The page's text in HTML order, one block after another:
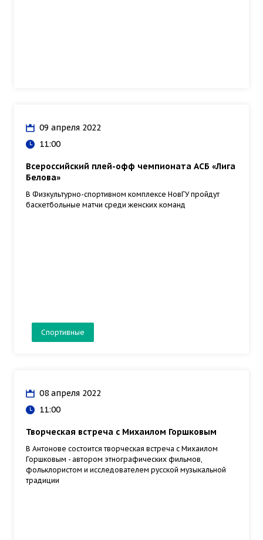
09 апреля 2022
11:00
Всероссийский плей-офф чемпионата АСБ «Лига
Белова»
В Физкультурно-спортивном комплексе НовГУ пройдут
баскетбольные матчи среди женских команд
Спортивные
08 апреля 2022
11:00
Творческая встреча с Михаилом Горшковым
В Антонове состоится творческая встреча с Михаилом
Горшковым - автором этнографических фильмов,
фольклористом и исследователем русской музыкальной
традиции